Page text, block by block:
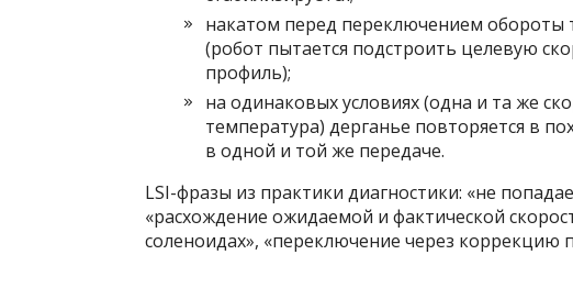
накатом перед переключением
(робот пытается подстроить целевую
профиль);
на одинаковых условиях (одна и та же
температура) дерганье повторяется в
в одной и той же передаче.
LSI-фразы из практики диагностики: «не
«расхождение ожидаемой и фактической
соленоидах», «переключение через коррекцию